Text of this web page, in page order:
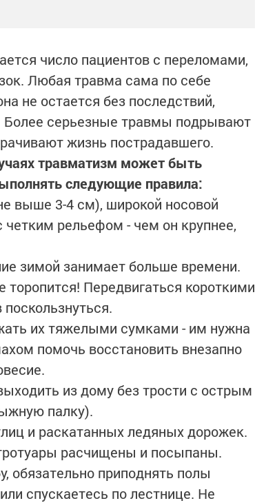
число пациентов с переломами,
Любая травма сама по себе
не остается без последствий,
Более серьезные травмы подрывают
жизнь пострадавшего.
травматизм может быть
следующие правила:
выше 3-4 см), широкой носовой
четким рельефом - чем он крупнее,
зимой занимает больше времени.
Передвигаться короткими
их тяжелыми сумками - им нужна
помочь восстановить внезапно
из дому без трости с острым
палку).
и раскатанных ледяных дорожек.
расчищены и посыпаны.
обязательно приподнять полы
спускаетесь по лестнице. Не